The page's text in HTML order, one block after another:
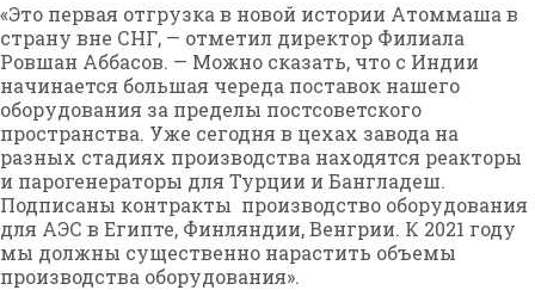
«Это первая отгрузка в новой истории Атоммаша в
страну вне СНГ, — отметил директор Филиала
Ровшан Аббасов. — Можно сказать, что с Индии
начинается большая череда поставок нашего
оборудования за пределы постсоветского
пространства. Уже сегодня в цехах завода на
разных стадиях производства находятся реакторы
и парогенераторы для Турции и Бангладеш.
Подписаны контракты производство оборудования
для АЭС в Египте, Финляндии, Венгрии. К 2021 году
мы должны существенно нарастить объемы
производства оборудования».